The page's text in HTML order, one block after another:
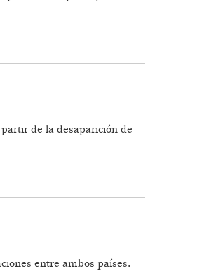
de la desaparición de
entre ambos países.